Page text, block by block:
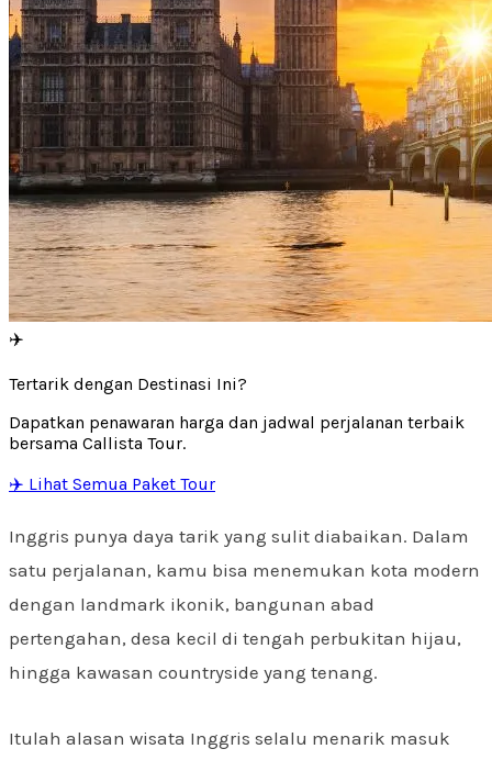
✈️
Tertarik dengan Destinasi Ini?
Dapatkan penawaran harga dan jadwal perjalanan terbaik
bersama Callista Tour.
✈️ Lihat Semua Paket Tour
Inggris punya daya tarik yang sulit diabaikan. Dalam
satu perjalanan, kamu bisa menemukan kota modern
dengan landmark ikonik, bangunan abad
pertengahan, desa kecil di tengah perbukitan hijau,
hingga kawasan countryside yang tenang.
Itulah alasan wisata Inggris selalu menarik masuk